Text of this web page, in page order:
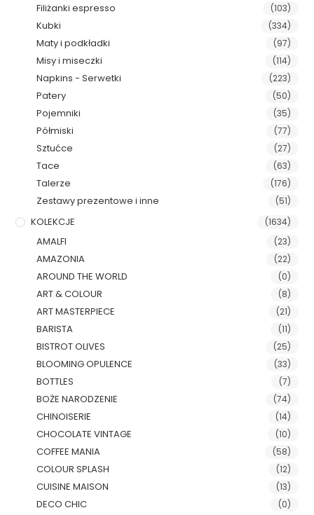
Filiżanki espresso (103)
Kubki (334)
Maty i podkładki (97)
Misy i miseczki (114)
Napkins - Serwetki (223)
Patery (50)
Pojemniki (35)
Półmiski (77)
Sztućce (27)
Tace (63)
Talerze (176)
Zestawy prezentowe i inne (51)
KOLEKCJE (1634)
AMALFI (23)
AMAZONIA (22)
AROUND THE WORLD (0)
ART & COLOUR (8)
ART MASTERPIECE (21)
BARISTA (11)
BISTROT OLIVES (25)
BLOOMING OPULENCE (33)
BOTTLES (7)
BOŻE NARODZENIE (74)
CHINOISERIE (14)
CHOCOLATE VINTAGE (10)
COFFEE MANIA (58)
COLOUR SPLASH (12)
CUISINE MAISON (13)
DECO CHIC (0)